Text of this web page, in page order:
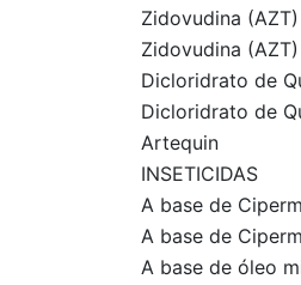
Zidovudina (AZT)
Zidovudina (AZT)
Dicloridrato de
Dicloridrato de
Artequin
INSETICIDAS
A base de
A base de
A base de óleo